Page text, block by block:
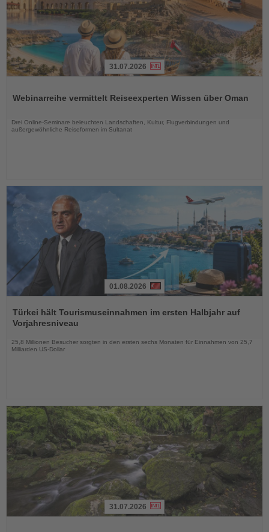
die
31.07.2026
Webinarreihe vermittelt Reiseexperten Wissen über Oman
Drei Online-Seminare beleuchten Landschaften, Kultur, Flugverbindungen und
außergewöhnliche Reiseformen im Sultanat
Sie
die
Nachrichten
01.08.2026
Türkei hält Tourismuseinnahmen im ersten Halbjahr auf
Vorjahresniveau
25,8 Millionen Besucher sorgten in den ersten sechs Monaten für Einnahmen von 25,7
Milliarden US-Dollar
31.07.2026